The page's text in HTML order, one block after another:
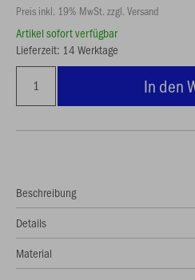
Preis inkl. 19% MwSt. zzgl. Versand
Artikel sofort verfügbar
Lieferzeit: 14 Werktage
In den
Beschreibung
Details
Material